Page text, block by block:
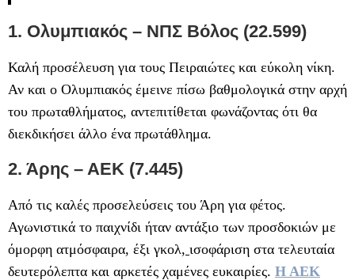
1. Ολυμπιακός – ΝΠΣ Βόλος (22.599)
Καλή προσέλευση για τους Πειραιώτες και εύκολη νίκη.
Αν και ο Ολυμπιακός έμεινε πίσω βαθμολογικά στην αρχή
του πρωταθλήματος, αντεπιτίθεται φωνάζοντας ότι θα
διεκδικήσει άλλο ένα πρωτάθλημα.
2. Άρης – ΑΕΚ (7.445)
Από τις καλές προσελεύσεις του Άρη για φέτος.
Αγωνιστικά το παιχνίδι ήταν αντάξιο των προσδοκιών με
όμορφη ατμόσφαιρα, έξι γκολ, ισοφάριση στα τελευταία
δευτερόλεπτα και αρκετές χαμένες ευκαιρίες. Η ΑΕΚ